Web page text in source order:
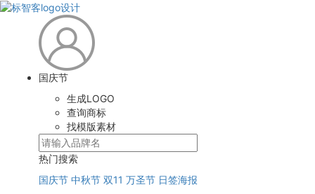
国庆节
生成LOGO
查询商标
找模版素材
热门搜索
国庆节 中秋节 双11 万圣节 日签海报